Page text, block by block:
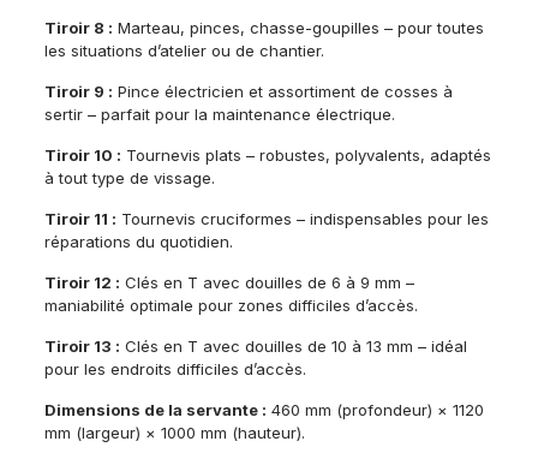
Tiroir 8 : Marteau, pinces, chasse-goupilles – pour toutes
les situations d’atelier ou de chantier.
Tiroir 9 : Pince électricien et assortiment de cosses à
sertir – parfait pour la maintenance électrique.
Tiroir 10 : Tournevis plats – robustes, polyvalents, adaptés
à tout type de vissage.
Tiroir 11 : Tournevis cruciformes – indispensables pour les
réparations du quotidien.
Tiroir 12 : Clés en T avec douilles de 6 à 9 mm –
maniabilité optimale pour zones difficiles d’accès.
Tiroir 13 : Clés en T avec douilles de 10 à 13 mm – idéal
pour les endroits difficiles d’accès.
Dimensions de la servante : 460 mm (profondeur) × 1120
mm (largeur) × 1000 mm (hauteur).